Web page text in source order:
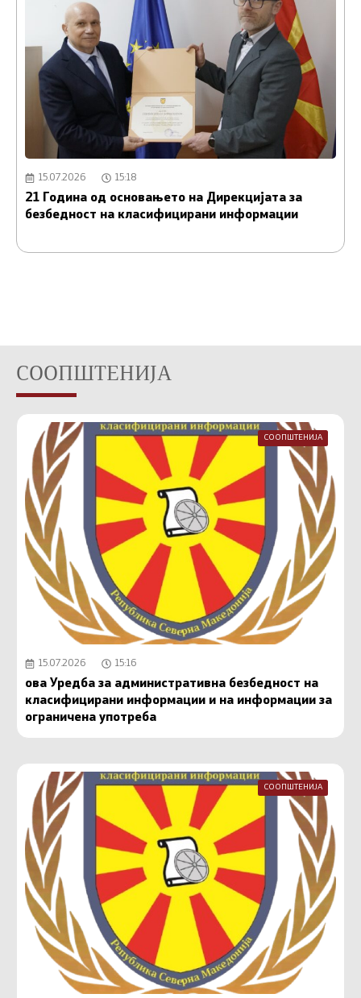
15.07.2026 15:18
21 Година од основањето на Дирекцијата за
безбедност на класифицирани информации
СООПШТЕНИЈА
СООПШТЕНИЈА
15.07.2026 15:16
ова Уредба за административна безбедност на
класифицирани информации и на информации за
ограничена употреба
СООПШТЕНИЈА